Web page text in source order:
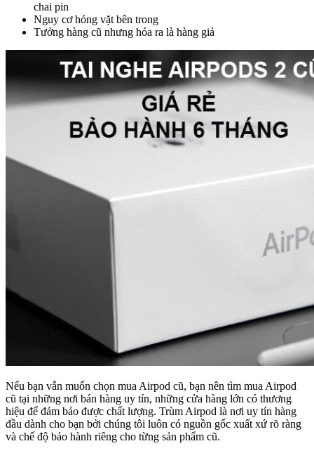
chai pin
Nguy cơ hỏng vặt bên trong
Tưởng hàng cũ nhưng hóa ra là hàng giả
Nếu bạn vẫn muốn chọn mua Airpod cũ, bạn nên tìm mua Airpod
cũ tại những nơi bán hàng uy tín, những cửa hàng lớn có thương
hiệu để đảm bảo được chất lượng. Trùm Airpod là nơi uy tín hàng
đầu dành cho bạn bởi chúng tôi luôn có nguồn gốc xuất xứ rõ ràng
và chế độ bảo hành riêng cho từng sản phẩm cũ.